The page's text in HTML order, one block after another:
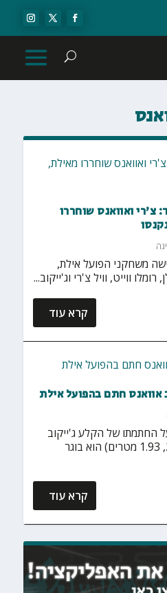
צ'רי ואוואנס שוחררו
משחקני הפועל אילת,
ווייט, וויל צ'רי וג'ייקוב...
קרא עוד
אוואנס חתם בהפועל אילת
החתמתו של הקלע ג'ייקוב
אוואנס. אוואנס (בן 24, 1.93 מטרים) הוא בוגר
קרא עוד